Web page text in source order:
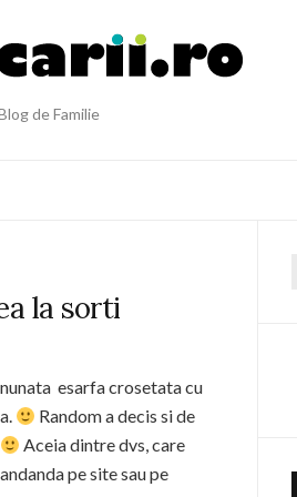
de Familie
la sorti
esarfa crosetata cu
Random a decis si de
Aceia dintre dvs, care
pe site sau pe